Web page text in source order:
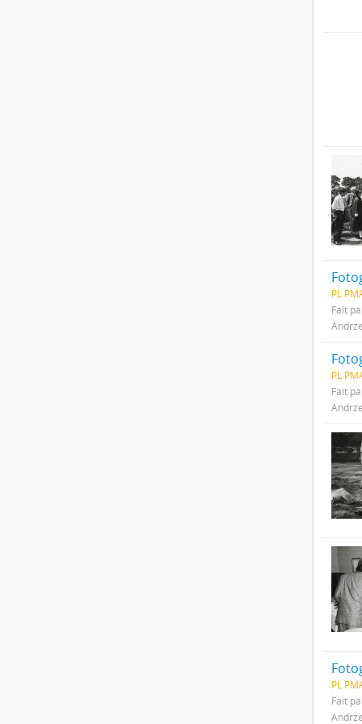
PL
Fait
PL
Fait
PL
Fait